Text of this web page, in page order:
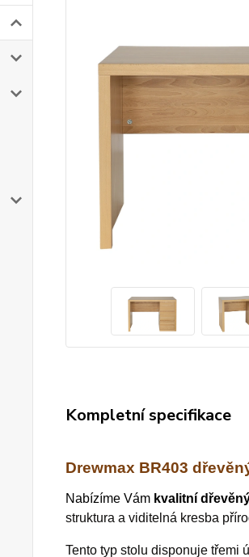
Kompletní specifikace
Drewmax BR403
Nabízíme Vámkvalitní
struktura a viditelná kresba
Tento typ stolu disponuje třemi